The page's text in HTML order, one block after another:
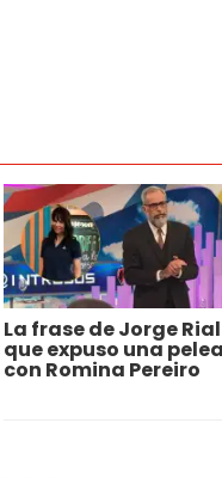
La frase de Jorge Rial
que expuso una
con Romina Pereiro